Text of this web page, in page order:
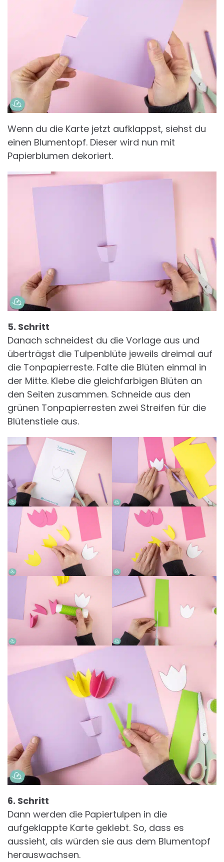
Wenn du die Karte jetzt aufklappst, siehst du
einen Blumentopf. Dieser wird nun mit
Papierblumen dekoriert.
5. Schritt
Danach schneidest du die Vorlage aus und
überträgst die Tulpenblüte jeweils dreimal auf
die Tonpapierreste. Falte die Blüten einmal in
der Mitte. Klebe die gleichfarbigen Blüten an
den Seiten zusammen. Schneide aus den
grünen Tonpapierresten zwei Streifen für die
Blütenstiele aus.
6. Schritt
Dann werden die Papiertulpen in die
aufgeklappte Karte geklebt. So, dass es
aussieht, als würden sie aus dem Blumentopf
herauswachsen.